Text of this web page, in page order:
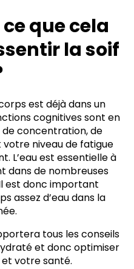
que cela
la soif
est déjà dans un
cognitives sont en
concentration, de
niveau de fatigue
L’eau est essentielle à
dans de nombreuses
est donc important
assez d’eau dans la
tous les conseils
et donc optimiser
votre santé.